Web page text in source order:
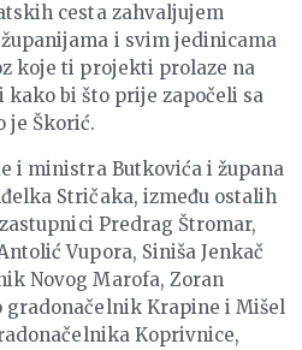
cesta zahvaljujem
i svim jedinicama
koje ti projekti prolaze na
bi što prije započeli sa
je Škorić.
i ministra Butkovića i župana
Stričaka, između ostalih
Predrag Štromar,
Vupora, Siniša Jenkač
Novog Marofa, Zoran
gradonačelnik Krapine i Mišel
Koprivnice,